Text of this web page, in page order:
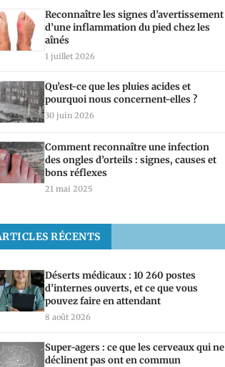
Reconnaître les signes d’avertissement
d’une inflammation du pied chez les
aînés
1 juillet 2026
Qu’est-ce que les pluies acides et
pourquoi nous concernent-elles ?
30 juin 2026
Comment reconnaître une infection
des ongles d’orteils : signes, causes et
bons réflexes
21 mai 2025
RÉCENTS
Déserts médicaux : 10 260 postes
d’internes ouverts, et ce que vous
pouvez faire en attendant
8 août 2026
Super-agers : ce que les cerveaux qui ne
déclinent pas ont en commun